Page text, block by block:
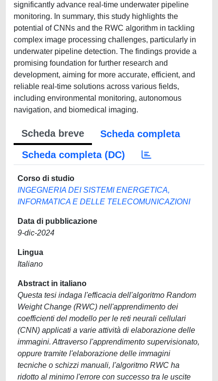
significantly advance real-time underwater pipeline
monitoring. In summary, this study highlights the
potential of CNNs and the RWC algorithm in tackling
complex image processing challenges, particularly in
underwater pipeline detection. The findings provide a
promising foundation for further research and
development, aiming for more accurate, efficient, and
reliable real-time solutions across various fields,
including environmental monitoring, autonomous
navigation, and biomedical imaging.
Scheda breve
Scheda completa
Scheda completa (DC)
Corso di studio
INGEGNERIA DEI SISTEMI ENERGETICA,
INFORMATICA E DELLE TELECOMUNICAZIONI
Data di pubblicazione
9-dic-2024
Lingua
Italiano
Abstract in italiano
Questa tesi indaga l'efficacia dell'algoritmo Random
Weight Change (RWC) nell'apprendimento dei
coefficienti del modello per le reti neurali cellulari
(CNN) applicati a varie attività di elaborazione delle
immagini. Attraverso l'apprendimento supervisionato,
oppure tramite l'elaborazione delle immagini
tecniche o schizzi manuali, l'algoritmo RWC ha
ridotto al minimo l'errore con successo tra le uscite